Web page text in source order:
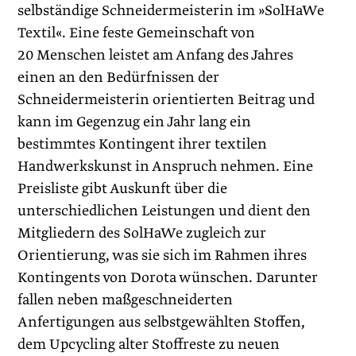
selbständige Schneider­meisterin im »SolHaWe
Textil«. Eine feste Gemeinschaft von
20 Menschen leistet am Anfang des Jahres
einen an den Bedürfnissen der
Schneidermeisterin orientierten Beitrag und
kann im Gegenzug ein Jahr lang ein
bestimmtes Kontingent ihrer textilen
Handwerkskunst in Anspruch nehmen. Eine
Preisliste gibt Auskunft über die
unterschiedlichen Leistungen und dient den
Mitgliedern des SolHaWe zugleich zur
Orientierung, was sie sich im Rahmen ihres
Kontingents von Dorota wünschen. Darunter
fallen neben maßgeschneiderten
Anfertigungen aus selbstgewählten Stoffen,
dem Upcycling alter Stoffreste zu neuen